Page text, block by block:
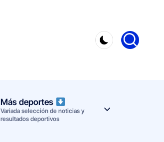
Más deportes
Variada selección de noticias y
resultados deportivos